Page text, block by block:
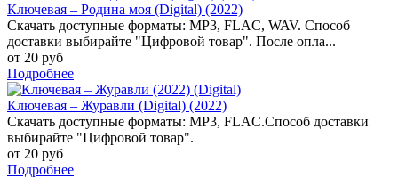
Ключевая – Родина моя (Digital) (2022)
Скачать доступные форматы: MP3, FLAC, WAV. Способ
доставки выбирайте "Цифровой товар". После опла...
от 20 руб
Подробнее
Ключевая – Журавли (Digital) (2022)
Скачать доступные форматы: MP3, FLAC.Способ доставки
выбирайте "Цифровой товар".
от 20 руб
Подробнее